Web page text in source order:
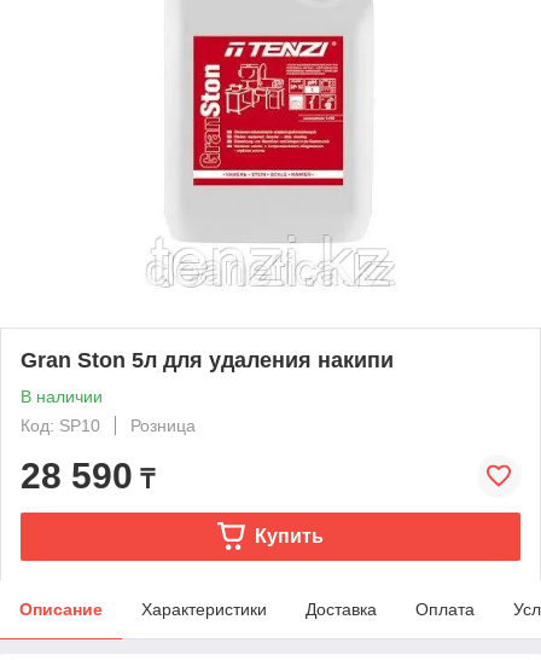
Gran Ston 5л для удаления накипи
В наличии
Код: SP10
Розница
28 590 ₸
Купить
Описание Характеристики Доставка Оплата